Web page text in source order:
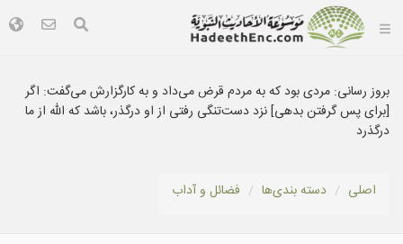
بروز رسانی: مردی بود که به مردم قرض می‌داد و به کارگزارش می‌گفت: اگر
[برای پس گرفتن بدهی] نزد دست‌تنگی رفتی از او درگذر، باشد که الله از ما
درگذرد
اصلی دسته بندى‌ها فضائل و آداب